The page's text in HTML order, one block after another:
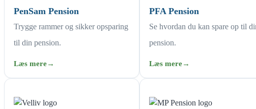
PenSam Pension
Trygge rammer og sikker opsparing
til din pension.
Læs mere→
PFA Pension
Se hvordan du kan spare op til
pension.
Læs mere→